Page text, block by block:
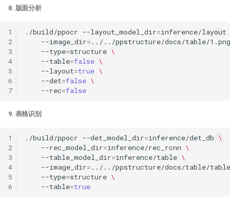
8. 版面分析
1
2
3
4
5
6
7
./build/ppocr --layout_model_dir=inference/layout
--image_dir= ../../ppstructure/docs/table/1.png
--type=structure \
--table=false \
--layout=true \
--det=false \
--rec=false
9. 表格识别
1
2
3
4
5
6
./build/ppocr --det_model_dir=inference/det_db \
--rec_model_dir=inference/rec_rcnn \
--table_model_dir=inference/table \
--image_dir= ../../ppstructure/docs/table/
--type=structure \
--table=true